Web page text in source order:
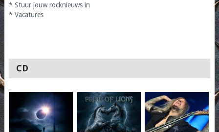
* Stuur jouw rocknieuws in
* Vacatures
CD